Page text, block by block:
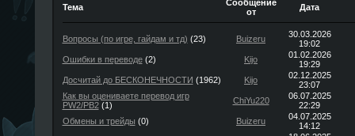
Тема
Сообщение
от
Дата
Вопросы (по игре, гайдам и тд) (23) Buizeru
30.03.2026
19:02
Ошибки в переводе(2) Kijo
01.02.2026
19:29
Досчитай до БЕСКОНЕЧНОСТИ (1962) Kijo
02.12.2025
23:07
Как вы оцениваете перевод игр
PW2/PB2(1) ChiYu220
06.07.2025
22:29
Обмены и трейды (0) Buizeru
04.07.2025
14:12